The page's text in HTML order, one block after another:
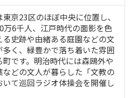
京23区のほぼ中央に位置し、
万6千人、江戸時代の面影を色
る史跡や由緒ある庭園などの文
多く、緑豊かで落ち着いた雰囲
です。明治時代には森鴎外や
などの文人が暮らした「文教の
いて巡回ラジオ体操会を開催し